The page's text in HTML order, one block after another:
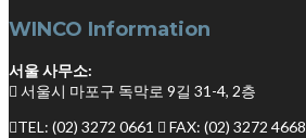
WINCO Information
서울 사무소:
서울시 마포구 독막로 9길 31-4, 2층
TEL: (02) 3272 0661
FAX: (02) 3272 4668